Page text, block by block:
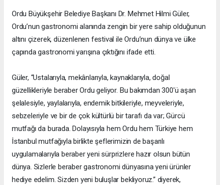
Ordu Büyükşehir Belediye Başkanı Dr. Mehmet Hilmi Güler,
Ordu’nun gastronomi alanında zengin bir yere sahip olduğunun
altını çizerek, düzenlenen festival ile Ordu’nun dünya ve ülke
çapında gastronomi yarışına çıktığını ifade etti.
Güler, “Ustalarıyla, mekânlarıyla, kaynaklarıyla, doğal
güzellikleriyle beraber Ordu geliyor. Bu bakımdan 300'ü aşan
şelalesiyle, yaylalarıyla, endemik bitkileriyle, meyveleriyle,
sebzeleriyle ve bir de çok kültürlü bir tarafı da var; Gürcü
mutfağı da burada. Dolayısıyla hem Ordu hem Türkiye hem
İstanbul mutfağıyla birlikte şeflerimizin de başarılı
uygulamalarıyla beraber yeni sürprizlere hazır olsun bütün
dünya. Sizlerle beraber gastronomi dünyasına yeni ürünler
hediye edelim. Sizden yeni buluşlar bekliyoruz.” diyerek,